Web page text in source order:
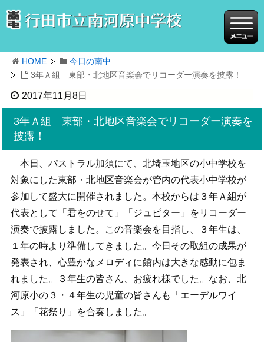
HOME
今日の南中
3年Ａ組 東部・北地区音楽会でリコーダー演奏を披露！
2017年11月8日
3年Ａ組 東部・北地区音楽会でリコーダー演奏を
披露！
本日、パストラル加須にて、北埼玉地区の小中学校を
対象にした東部・北地区音楽会が管内の代表小中学校が
参加して盛大に開催されました。本校からは３年Ａ組が
代表として「君をのせて」「ジュピター」をリコーダー
演奏で披露しました。この音楽会を目指し、３年生は、
１年の時より準備してきました。今日その取組の成果が
発表され、心豊かなメロディに館内は大きな感動に包ま
れました。３年生の皆さん、お疲れ様でした。なお、北
河原小の３・４年生の児童の皆さんも「エーデルワイ
ス」「花祭り」を合奏しました。